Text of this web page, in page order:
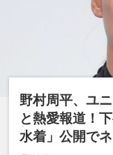
野村周平、ユ
と熱愛報道！
水着」公開で